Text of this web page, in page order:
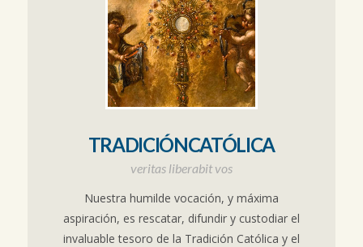
TRADICIÓNCATÓLICA
veritas liberabit vos
Nuestra humilde vocación, y máxima
aspiración, es rescatar, difundir y custodiar el
invaluable tesoro de la Tradición Católica y el